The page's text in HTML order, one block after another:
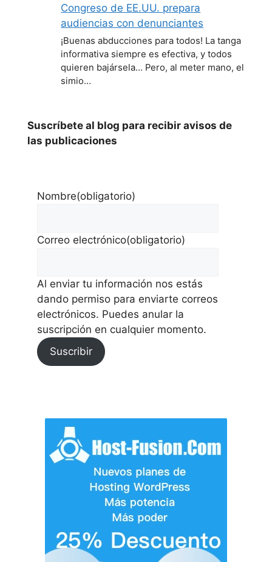
Congreso de EE.UU. prepara
audiencias con denunciantes
¡Buenas abducciones para todos! La tanga
informativa siempre es efectiva, y todos
quieren bajársela... Pero, al meter mano, el
simio…
Suscríbete al blog para recibir avisos de
las publicaciones
Nombre(obligatorio)
Correo electrónico(obligatorio)
Al enviar tu información nos estás
dando permiso para enviarte correos
electrónicos. Puedes anular la
suscripción en cualquier momento.
Suscribir